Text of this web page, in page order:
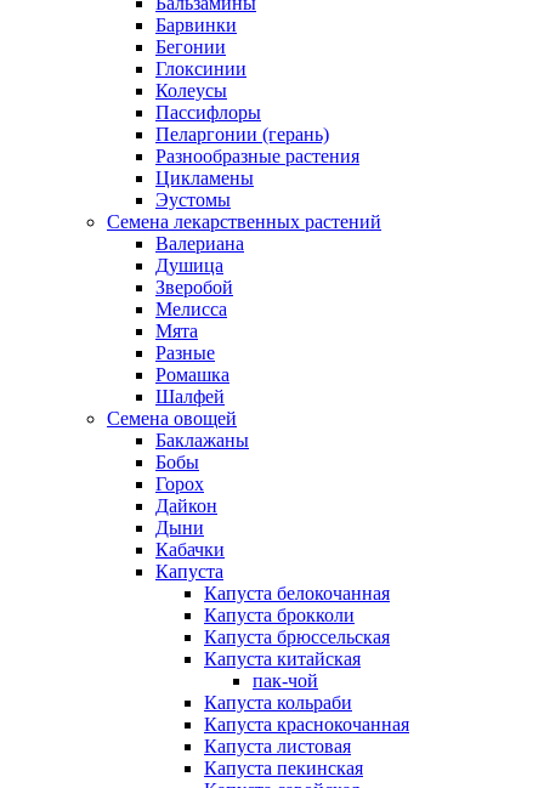
Барвинки
Бегонии
Глоксинии
Колеусы
Пассифлоры
Пеларгонии (герань)
Разнообразные растения
Цикламены
Эустомы
Семена лекарственных растений
Валериана
Душица
Зверобой
Мелисса
Мята
Разные
Ромашка
Шалфей
Семена овощей
Баклажаны
Бобы
Горох
Дайкон
Дыни
Кабачки
Капуста
Капуста белокочанная
Капуста брокколи
Капуста брюссельская
Капуста китайская
пак-чой
Капуста кольраби
Капуста краснокочанная
Капуста листовая
Капуста пекинская